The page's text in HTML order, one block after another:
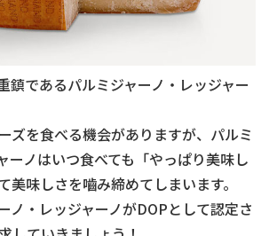
鎮であるパルミジャーノ・レッジャー
ズを食べる機会がありますが、パルミ
ーノはいつ食べても「やっぱり美味し
味しさを嚙み締めてしまいます。
ノ・レッジャーノがDOPとして認定さ